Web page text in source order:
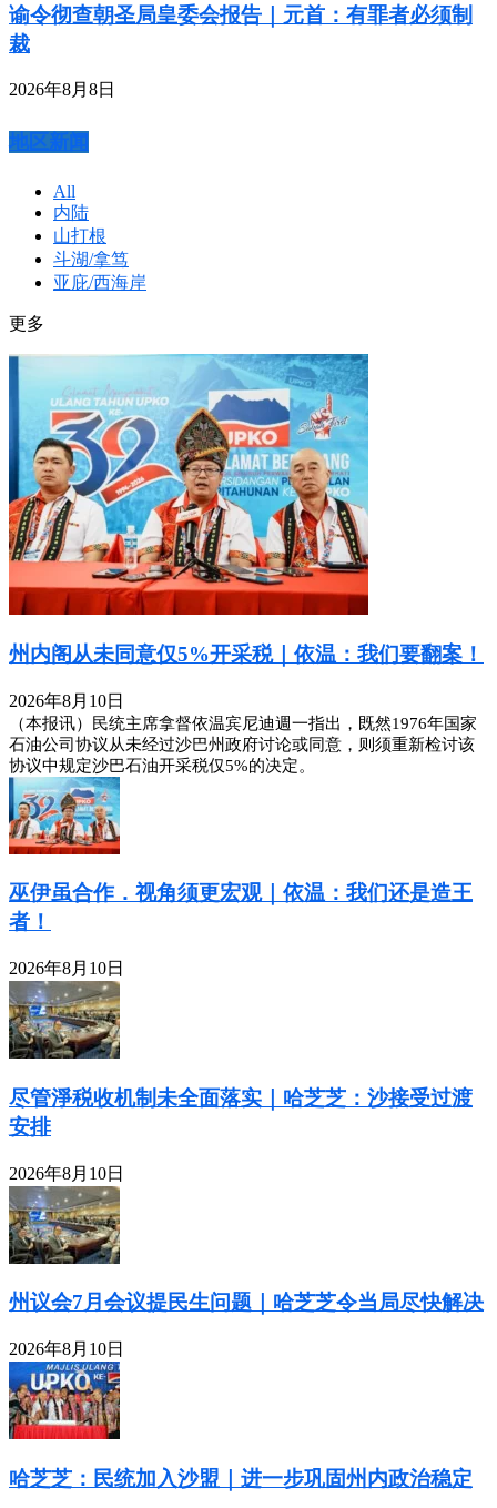
谕令彻查朝圣局皇委会报告｜元首：有罪者必须制
裁
2026年8月8日
地区新闻
All
内陆
山打根
斗湖/拿笃
亚庇/西海岸
更多
州内阁从未同意仅5%开采税｜依温：我们要翻案！
2026年8月10日
（本报讯）民统主席拿督依温宾尼迪週一指出，既然1976年国家
石油公司协议从未经过沙巴州政府讨论或同意，则须重新检讨该
协议中规定沙巴石油开采税仅5%的决定。
巫伊虽合作．视角须更宏观｜依温：我们还是造王
者！
2026年8月10日
尽管淨税收机制未全面落实｜哈芝芝：沙接受过渡
安排
2026年8月10日
州议会7月会议提民生问题｜哈芝芝令当局尽快解决
2026年8月10日
哈芝芝：民统加入沙盟｜进一步巩固州内政治稳定